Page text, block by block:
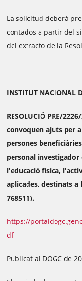
La solicitud deberá
contados a partir del
del extracto de la
INSTITUT NACIONAL
RESOLUCIÓ PRE/
convoquen ajuts per
persones
personal
l'educació física,
aplicades, destinats a
768511).
https://
df
Publicat al DOGC de